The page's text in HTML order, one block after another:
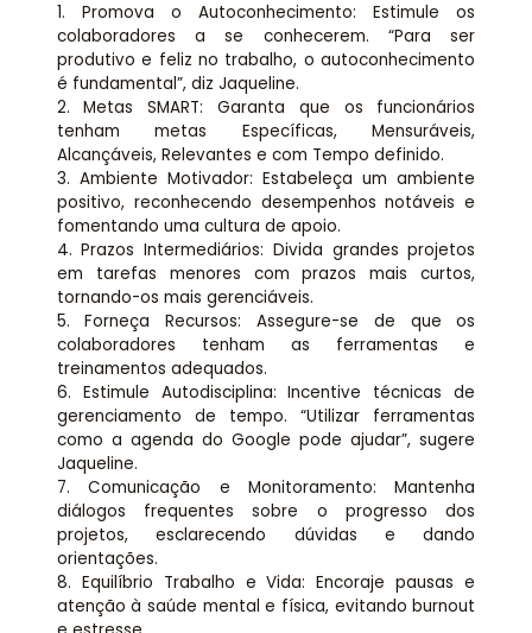
1. Promova o Autoconhecimento: Estimule os
colaboradores a se conhecerem. “Para ser
produtivo e feliz no trabalho, o autoconhecimento
é fundamental”, diz Jaqueline.
2. Metas SMART: Garanta que os funcionários
tenham metas Específicas, Mensuráveis,
Alcançáveis, Relevantes e com Tempo definido.
3. Ambiente Motivador: Estabeleça um ambiente
positivo, reconhecendo desempenhos notáveis e
fomentando uma cultura de apoio.
4. Prazos Intermediários: Divida grandes projetos
em tarefas menores com prazos mais curtos,
tornando-os mais gerenciáveis.
5. Forneça Recursos: Assegure-se de que os
colaboradores tenham as ferramentas e
treinamentos adequados.
6. Estimule Autodisciplina: Incentive técnicas de
gerenciamento de tempo. “Utilizar ferramentas
como a agenda do Google pode ajudar”, sugere
Jaqueline.
7. Comunicação e Monitoramento: Mantenha
diálogos frequentes sobre o progresso dos
projetos, esclarecendo dúvidas e dando
orientações.
8. Equilíbrio Trabalho e Vida: Encoraje pausas e
atenção à saúde mental e física, evitando burnout